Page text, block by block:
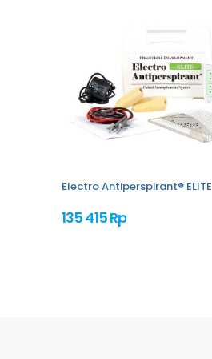
Electro Antiperspirant® ELITE
135 415 Rp